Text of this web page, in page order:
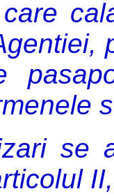
se